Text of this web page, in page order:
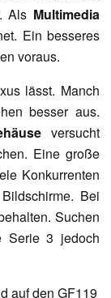
Als Multimedia
Ein besseres
voraus.
lässt. Manch
besser aus.
versucht
Eine große
Konkurrenten
Bei
Suchen
3 jedoch
auf den GF119